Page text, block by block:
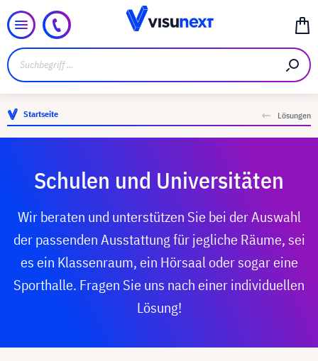
Startseite Lösungen
Schulen und Universitäten
Wir beraten und unterstützen Sie bei der Auswahl
der passenden Ausstattung für jegliche Räume, sei
es ein Klassenraum, ein Hörsaal oder sogar eine
Sporthalle. Fragen Sie uns nach einer individuellen
Lösung!